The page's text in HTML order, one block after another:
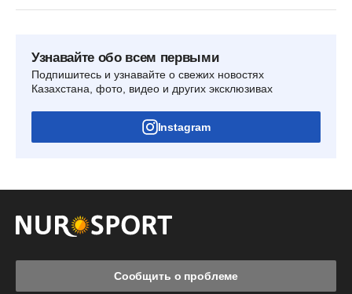
Узнавайте обо всем первыми
Подпишитесь и узнавайте о свежих новостях
Казахстана, фото, видео и других эксклюзивах
Instagram
Сообщить о проблеме